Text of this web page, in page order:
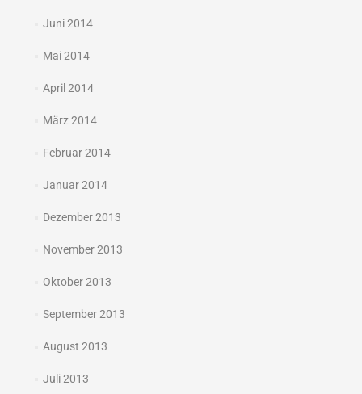
Juni 2014
Mai 2014
April 2014
März 2014
Februar 2014
Januar 2014
Dezember 2013
November 2013
Oktober 2013
September 2013
August 2013
Juli 2013